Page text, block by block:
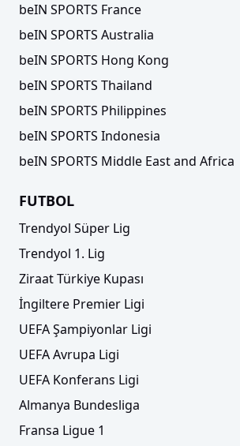
beIN SPORTS France
beIN SPORTS Australia
beIN SPORTS Hong Kong
beIN SPORTS Thailand
beIN SPORTS Philippines
beIN SPORTS Indonesia
beIN SPORTS Middle East and Africa
FUTBOL
Trendyol Süper Lig
Trendyol 1. Lig
Ziraat Türkiye Kupası
İngiltere Premier Ligi
UEFA Şampiyonlar Ligi
UEFA Avrupa Ligi
UEFA Konferans Ligi
Almanya Bundesliga
Fransa Ligue 1